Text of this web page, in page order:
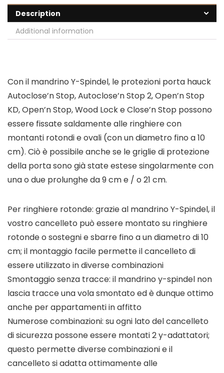
Description
Additional information
Con il mandrino Y-Spindel, le protezioni porta hauck
Autoclose’n Stop, Autoclose’n Stop 2, Open’n Stop
KD, Open’n Stop, Wood Lock e Close’n Stop possono
essere fissate saldamente alle ringhiere con
montanti rotondi e ovali (con un diametro fino a 10
cm). Ciò è possibile anche se le griglie di protezione
della porta sono già state estese singolarmente con
una o due prolunghe da 9 cm e / o 21 cm.
Per ringhiere rotonde: grazie al mandrino Y-Spindel, il
vostro cancelleto può essere montato su ringhiere
rotonde o sostegni e sbarre fino a un diametro di 10
cm; il montaggio facile permette il cancelleto di
essere utilizzato in diverse combinazioni
Smontaggio senza tracce: il mandrino y-spindel non
lascia tracce una vola smontato ed è dunque ottimo
anche per appartamenti in affitto
Numerose combinazioni: su ogni lato del cancelleto
di sicurezza possone essere montati 2 y-adattatori;
questo permette diverse combinazioni e il
cancelleto si adatta ottimamente alle